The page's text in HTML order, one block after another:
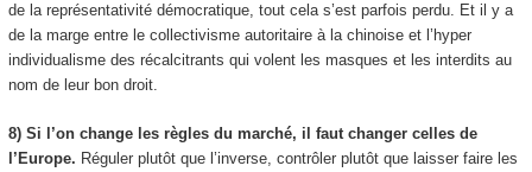
de la représentativité démocratique, tout cela s’est parfois perdu. Et il y a
de la marge entre le collectivisme autoritaire à la chinoise et l’hyper
individualisme des récalcitrants qui volent les masques et les interdits au
nom de leur bon droit.
8) Si l’on change les règles du marché, il faut changer celles de
l’Europe. Réguler plutôt que l’inverse, contrôler plutôt que laisser faire les